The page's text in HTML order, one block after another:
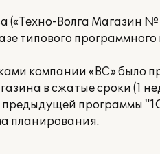
(«Техно-Волга Магазин №
типового
компании «ВС» было
в сжатые сроки (1
программы
планирования.